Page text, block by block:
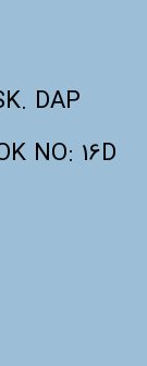
DAP
NO: 16D